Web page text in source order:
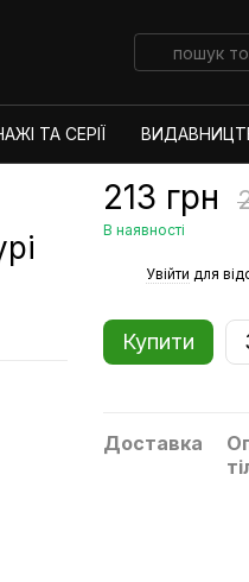
ТА СЕРІЇ
213 грн
В наявності
Увійти для
Купити
Доставка